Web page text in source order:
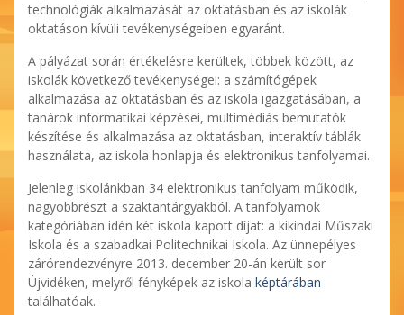
technológiák alkalmazását az oktatásban és az iskolák
oktatáson kívüli tevékenységeiben egyaránt.
A pályázat során értékelésre kerültek, többek között, az
iskolák következő tevékenységei: a számítógépek
alkalmazása az oktatásban és az iskola igazgatásában, a
tanárok informatikai képzései, multimédiás bemutatók
készítése és alkalmazása az oktatásban, interaktív táblák
használata, az iskola honlapja és elektronikus tanfolyamai.
Jelenleg iskolánkban 34 elektronikus tanfolyam működik,
nagyobbrészt a szaktantárgyakból. A tanfolyamok
kategóriában idén két iskola kapott díjat: a kikindai Műszaki
Iskola és a szabadkai Politechnikai Iskola. Az ünnepélyes
zárórendezvényre 2013. december 20-án került sor
Újvidéken, melyről fényképek az iskola képtárában
találhatóak.